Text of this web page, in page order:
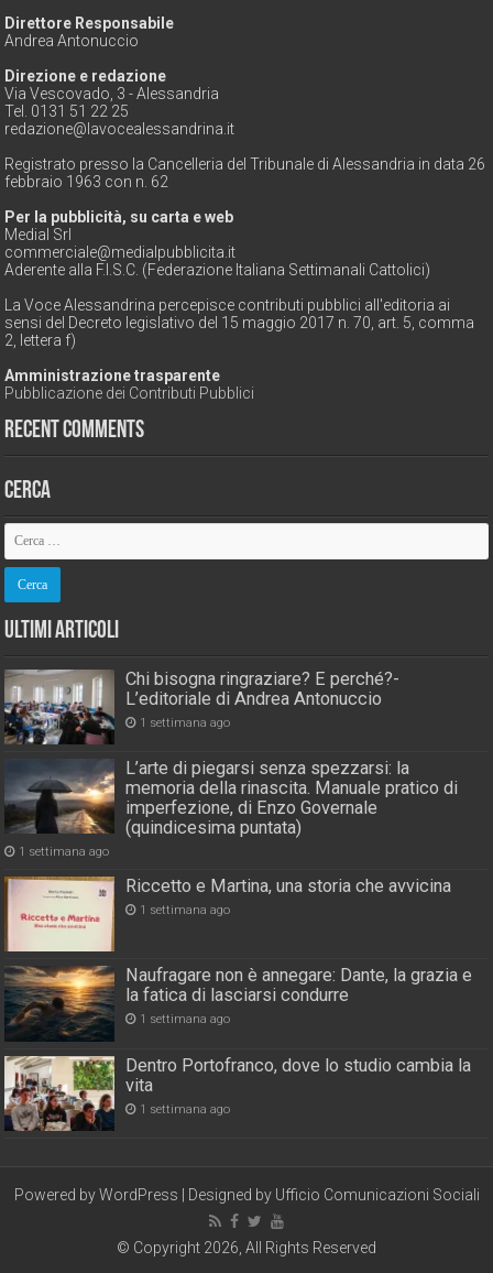
Direttore Responsabile
Andrea Antonuccio
Direzione e redazione
Via Vescovado, 3 - Alessandria
Tel. 0131 51 22 25
redazione@lavocealessandrina.it
Registrato presso la Cancelleria del Tribunale di Alessandria in data 26
febbraio 1963 con n. 62
Per la pubblicità, su carta e web
Medial Srl
commerciale@medialpubblicita.it
Aderente alla F.I.S.C. (Federazione Italiana Settimanali Cattolici)
La Voce Alessandrina percepisce contributi pubblici all'editoria ai
sensi del Decreto legislativo del 15 maggio 2017 n. 70, art. 5, comma
2, lettera f)
Amministrazione trasparente
Pubblicazione dei Contributi Pubblici
Recent Comments
Cerca
Ultimi Articoli
Chi bisogna ringraziare? E perché?-
L’editoriale di Andrea Antonuccio
1 settimana ago
L’arte di piegarsi senza spezzarsi: la
memoria della rinascita. Manuale pratico di
imperfezione, di Enzo Governale
(quindicesima puntata)
1 settimana ago
Riccetto e Martina, una storia che avvicina
1 settimana ago
Naufragare non è annegare: Dante, la grazia e
la fatica di lasciarsi condurre
1 settimana ago
Dentro Portofranco, dove lo studio cambia la
vita
1 settimana ago
Powered byWordPress | Designed by Ufficio Comunicazioni Sociali
© Copyright 2026, All Rights Reserved